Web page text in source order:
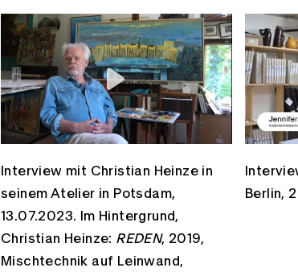
Interview mit Christian Heinze in
seinem Atelier in Potsdam,
13.07.2023. Im Hintergrund,
Christian Heinze: REDEN, 2019,
Mischtechnik auf Leinwand,
Berlin,